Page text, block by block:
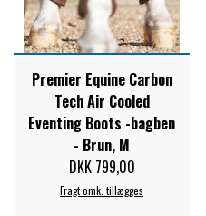
Premier Equine Carbon
Tech Air Cooled
Eventing Boots -bagben
- Brun, M
DKK 799,00
Fragt omk. tillægges